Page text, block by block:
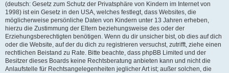
(deutsch: Gesetz zum Schutz der Privatsphäre von Kindern im Internet von
1998) ist ein Gesetz in den USA, welches festlegt, dass Websites, die
möglicherweise persönliche Daten von Kindern unter 13 Jahren erheben,
hierzu die Zustimmung der Eltern beziehungsweise des oder der
Erziehungsberechtigten benötigen. Wenn du dir unsicher bist, ob dies auf dich
oder die Website, auf der du dich zu registrieren versuchst, zutrifft, ziehe einen
rechtlichen Beistand zu Rate. Bitte beachte, dass phpBB Limited und der
Besitzer dieses Boards keine Rechtsberatung anbieten kann und nicht die
Anlaufstelle für Rechtsangelegenheiten jeglicher Art ist; außer solchen, die